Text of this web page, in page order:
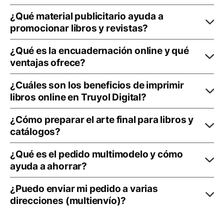
¿Qué material publicitario ayuda a
promocionar libros y revistas?
¿Qué es la encuadernación online y qué
ventajas ofrece?
¿Cuáles son los beneficios de imprimir
libros online en Truyol Digital?
¿Cómo preparar el arte final para libros y
catálogos?
¿Qué es el pedido multimodelo y cómo
ayuda a ahorrar?
¿Puedo enviar mi pedido a varias
direcciones (multienvío)?